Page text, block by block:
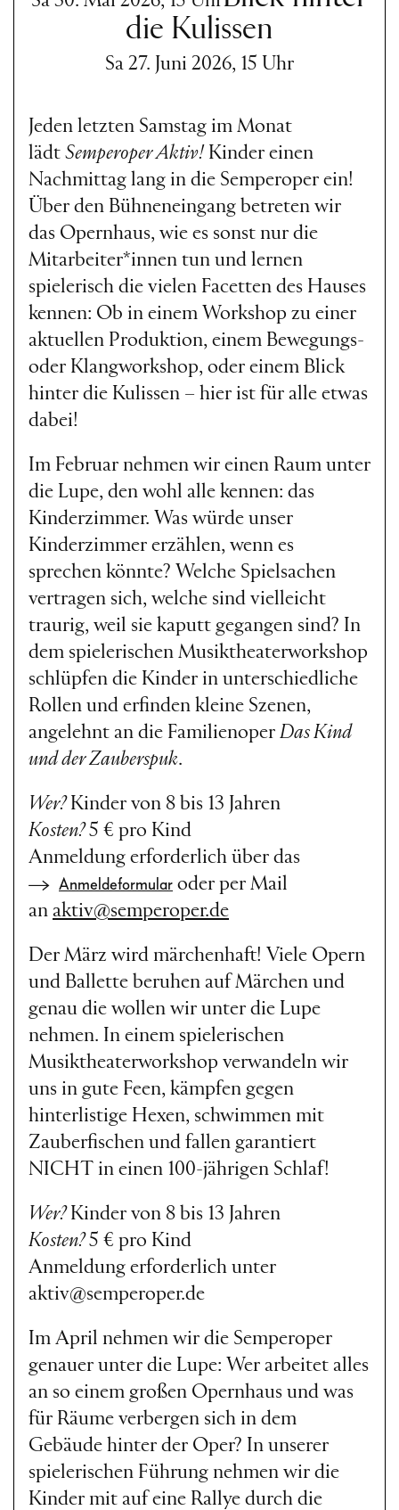
die Kulissen
Sa 27. Juni 2026, 15 Uhr
Jeden letzten Samstag im Monat
lädt Semperoper Aktiv! Kinder einen
Nachmittag lang in die Semperoper ein!
Über den Bühneneingang betreten wir
das Opernhaus, wie es sonst nur die
Mitarbeiter*innen tun und lernen
spielerisch die vielen Facetten des Hauses
kennen: Ob in einem Workshop zu einer
aktuellen Produktion, einem Bewegungs-
oder Klangworkshop, oder einem Blick
hinter die Kulissen – hier ist für alle etwas
dabei!
Im Februar nehmen wir einen Raum unter
die Lupe, den wohl alle kennen: das
Kinderzimmer. Was würde unser
Kinderzimmer erzählen, wenn es
sprechen könnte? Welche Spielsachen
vertragen sich, welche sind vielleicht
traurig, weil sie kaputt gegangen sind? In
dem spielerischen Musiktheaterworkshop
schlüpfen die Kinder in unterschiedliche
Rollen und erfinden kleine Szenen,
angelehnt an die Familienoper Das Kind
und der Zauberspuk.
Wer?Kinder von 8 bis 13 Jahren
Kosten?5 € pro Kind
Anmeldung erforderlich über das
Anmeldeformular oder per Mail
an aktiv@semperoper.de
Der März wird märchenhaft! Viele Opern
und Ballette beruhen auf Märchen und
genau die wollen wir unter die Lupe
nehmen. In einem spielerischen
Musiktheaterworkshop verwandeln wir
uns in gute Feen, kämpfen gegen
hinterlistige Hexen, schwimmen mit
Zauberfischen und fallen garantiert
NICHT in einen 100-jährigen Schlaf!
Wer?Kinder von 8 bis 13 Jahren
Kosten?5 € pro Kind
Anmeldung erforderlich unter
aktiv@semperoper.de
Im April nehmen wir die Semperoper
genauer unter die Lupe: Wer arbeitet alles
an so einem großen Opernhaus und was
für Räume verbergen sich in dem
Gebäude hinter der Oper? In unserer
spielerischen Führung nehmen wir die
Kinder mit auf eine Rallye durch die